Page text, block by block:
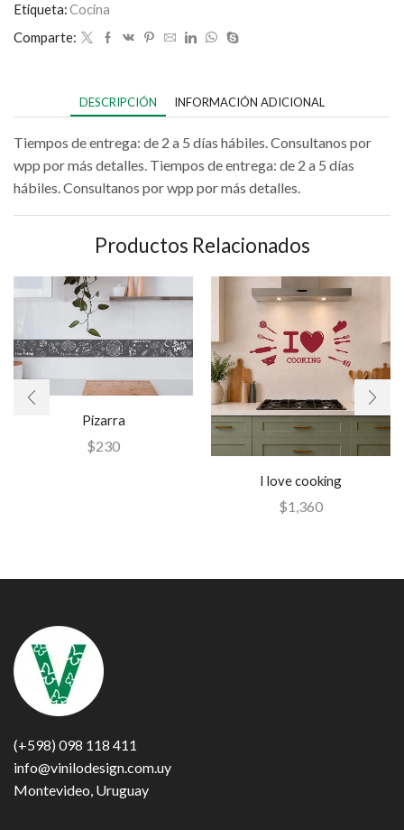
Etiqueta:Cocina
Comparte:
DESCRIPCIÓN INFORMACIÓN ADICIONAL
Tiempos de entrega: de 2 a 5 días hábiles. Consultanos por
wpp por más detalles. Tiempos de entrega: de 2 a 5 días
hábiles. Consultanos por wpp por más detalles.
Productos Relacionados
Pizarra
$230
I love cooking
$1,360
(+598) 098 118 411
info@vinilodesign.com.uy
Montevideo, Uruguay